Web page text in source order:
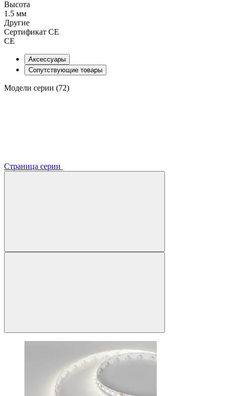
Высота
1.5 мм
Другие
Сертификат CE
CE
Аксессуары
Сопутствующие товары
Модели серии (72)
Страница серии